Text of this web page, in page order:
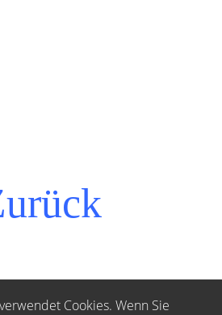
Cookies. Wenn Sie